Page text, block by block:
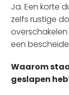
Ja. Een korte
zelfs rustige
een
Waarom
geslapen